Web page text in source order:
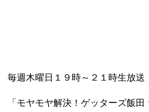
毎週木曜日１９時～２１時生放送
「モヤモヤ解決！ゲッターズ飯田